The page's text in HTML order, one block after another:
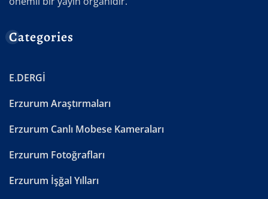
Categories
E.DERGİ
Erzurum Araştırmaları
Erzurum Canlı Mobese Kameraları
Erzurum Fotoğrafları
Erzurum İşğal Yılları